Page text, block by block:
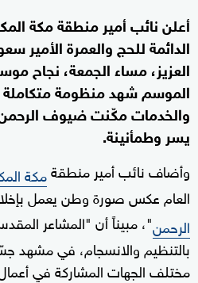
أعلن نائب أمير منطقة مكة
الدائمة للحج والعمرة
الموسم شهد منظومة متكاملة
والخدمات مكّنت ضيوف
يسر وطمأنينة.
وأضاف نائب أمير منطقةمكة
العام عكس صورة وطن يعمل
الرحمن"، مبيناً أن "المشاعر
بالتنظيم والانسجام، في مشهد
مختلف الجهات المشاركة في